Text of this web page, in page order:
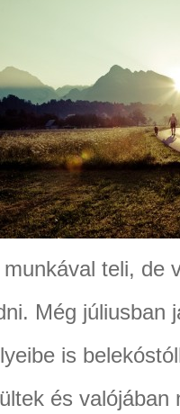
teli, de
Még júliusban
is
és